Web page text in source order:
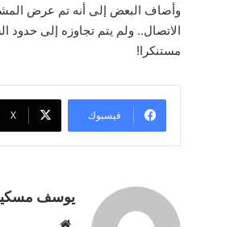
وأضاف البعض إلى أنه تم عرض
الاتصال.. ولم يتم تجاوزه إلى
مستنكرا!
فيسبوك ‫X
يوسف